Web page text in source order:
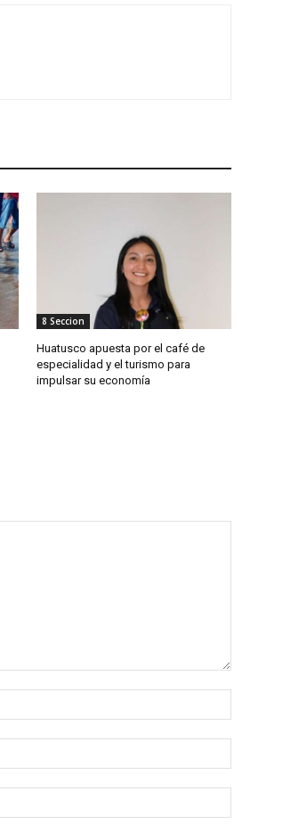
8 Seccion
Huatusco apuesta por el café de
especialidad y el turismo para
impulsar su economía
electrónico:*
web: